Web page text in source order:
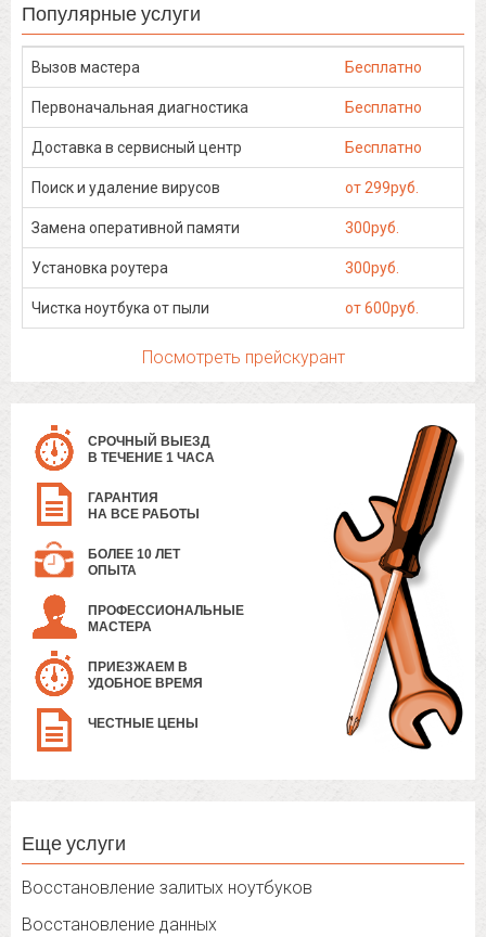
Популярные услуги
Вызов мастера Бесплатно
Первоначальная диагностика Бесплатно
Доставка в сервисный центр Бесплатно
Поиск и удаление вирусов от 299руб.
Замена оперативной памяти 300руб.
Установка роутера 300руб.
Чистка ноутбука от пыли от 600руб.
Посмотреть прейскурант
СРОЧНЫЙ ВЫЕЗД
В ТЕЧЕНИЕ 1 ЧАСА
ГАРАНТИЯ
НА ВСЕ РАБОТЫ
БОЛЕЕ 10 ЛЕТ
ОПЫТА
ПРОФЕССИОНАЛЬНЫЕ
МАСТЕРА
ПРИЕЗЖАЕМ В
УДОБНОЕ ВРЕМЯ
ЧЕСТНЫЕ ЦЕНЫ
Еще услуги
Восстановление залитых ноутбуков
Восстановление данных